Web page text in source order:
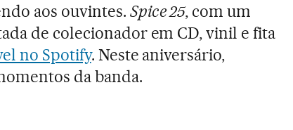
aos ouvintes. Spice 25, com um
de colecionador em CD, vinil e fita
no Spotify. Neste aniversário,
da banda.